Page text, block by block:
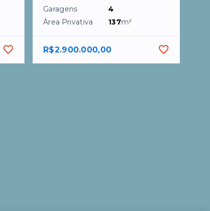
Garagens
4
Área Privativa
137m²
R$2.900.000,00